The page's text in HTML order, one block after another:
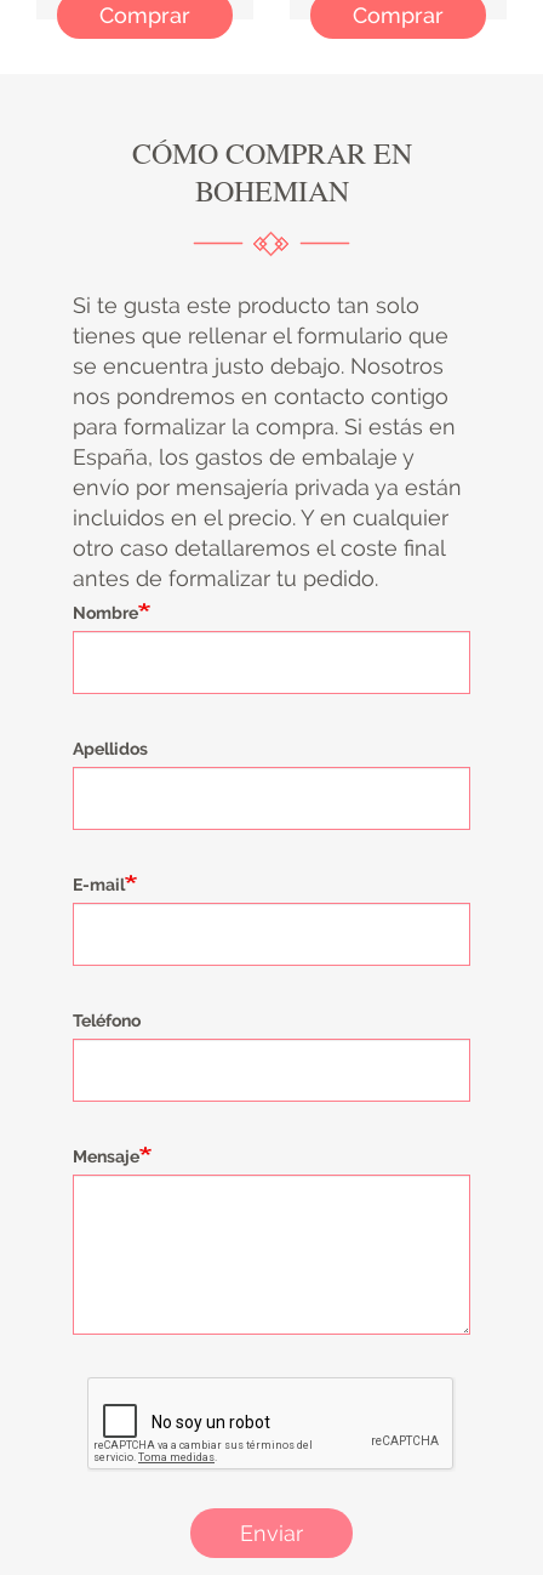
Comprar Comprar
CÓMO COMPRAR EN
BOHEMIAN
Si te gusta este producto tan solo
tienes que rellenar el formulario que
se encuentra justo debajo. Nosotros
nos pondremos en contacto contigo
para formalizar la compra. Si estás en
España, los gastos de embalaje y
envío por mensajería privada ya están
incluidos en el precio. Y en cualquier
otro caso detallaremos el coste final
antes de formalizar tu pedido.
Nombre
Apellidos
E-mail
Teléfono
Mensaje
Enviar